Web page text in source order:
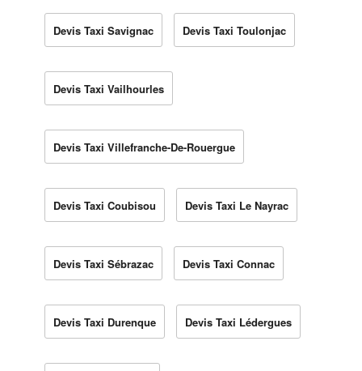
Devis Taxi Savignac Devis Taxi Toulonjac
Devis Taxi Vailhourles
Devis Taxi Villefranche-De-Rouergue
Devis Taxi Coubisou Devis Taxi Le Nayrac
Devis Taxi Sébrazac Devis Taxi Connac
Devis Taxi Durenque Devis Taxi Lédergues